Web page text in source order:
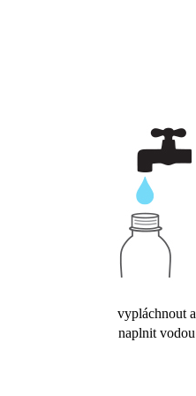
vypláchnout a
naplnit vodou